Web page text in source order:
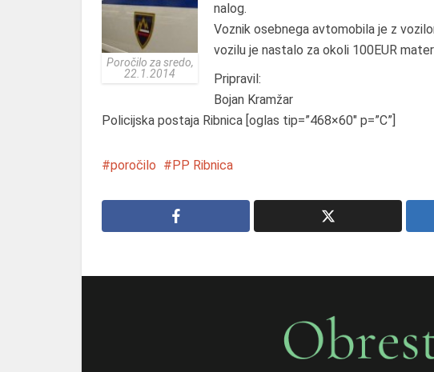
Poročilo za sredo,
22.1.2014
nalog.
Voznik osebnega avtomobila je z
vozilu je nastalo za okoli 100EUR
Pripravil:
Bojan Kramžar
Policijska postaja Ribnica [oglas tip=”468×60″ p=”C”]
poročilo PP Ribnica